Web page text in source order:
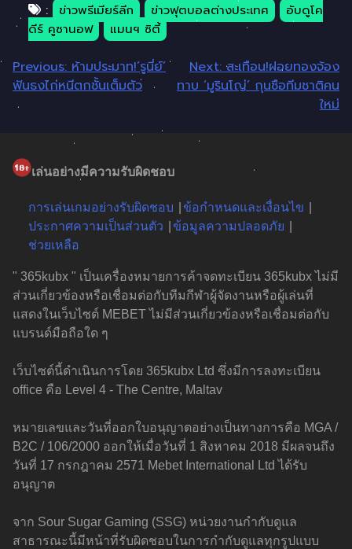
:
ข่าวพรีเมียร์ลีก ข่าวฟุตบอลต่างประเทศ
อับดูโค
ดีร์ คูซานอฟ
แมนฯ ซิตี้
แนะแนว
เรื่อง
Previous: ห้ามประมาท!’รูนี่ย์’
ฟันธงไก่หนีตกชั้นเต็มตัว
Next: สะเทือน!ฝอยทองจ้อง
ทาบ ‘มูรินโญ่’ กุนซือทีมชาติคน
ใหม่
เล่นอย่างมีความรับผิดชอบ
การเล่นเกมอย่างรับผิดชอบ
ข้อกำหนดและเงื่อนไข
ประกาศความเป็นส่วนตัว
ข้อมูลความปลอดภัย
ช่วยเหลือ
" 365kubx " เป็นเครื่องหมายการค้าจดทะเบียน 365kubx ไม่มี
ส่วนเกี่ยวข้องหรือเชื่อมต่อกับทีมกีฬาผู้จัดงานหรือผู้เล่นที่
แสดงในเว็บไซต์ MEBET ไม่มีส่วนเกี่ยวข้องหรือเชื่อมต่อกับ
แบรนด์มือถือใด ๆ
เว็บไซต์นี้ดำเนินการโดย 365kubx Ltd ซึ่งมีการลงทะเบียน
office คือ Level 4 - The Centre, Maltav
หมายเลขและวันที่ออกใบอนุญาตอย่างเป็นทางการคือ MGA /
B2C / 106/2000 ออกให้เมื่อวันที่ 1 สิงหาคม 2018 มีผลจนถึง
วันที่ 17 กรกฎาคม 2571 Mebet International Ltd ได้รับ
อนุญาต
จาก Sour Sugar Gaming (SSG) หน่วยงานกำกับดูแล
สาธารณะนี้มีหน้าที่รับผิดชอบในการกำกับดูแลทุกรูปแบบ